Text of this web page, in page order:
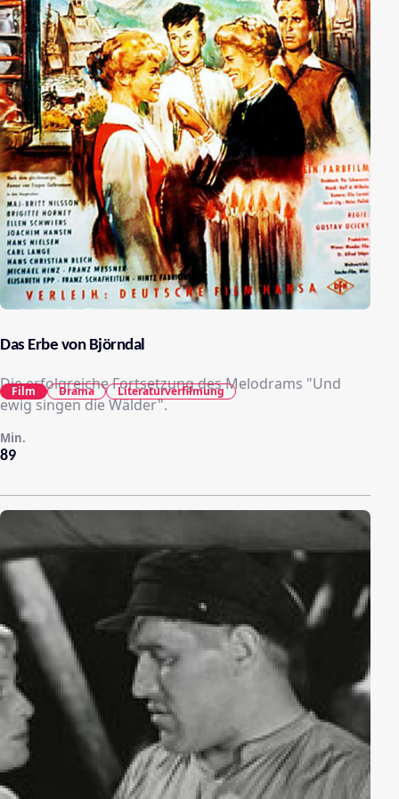
Das Erbe von Björndal
Die erfolgreiche Fortsetzung des Melodrams "Und
ewig singen die Wälder".
89
Min.
Film Drama Literaturverfilmung